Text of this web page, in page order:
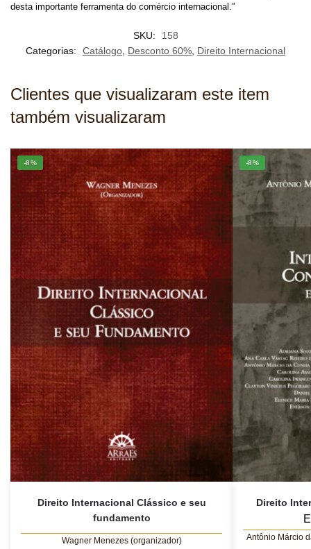
desta importante ferramenta do comércio internacional.”
SKU:
158
Categorias:
Catálogo, Desconto 60%, Direito Internacional
Clientes que visualizaram este item
também visualizaram
-8%
Direito Internacional Clássico e seu
fundamento
Wagner Menezes (organizador)
-8%
Direito
Antônio Márcio